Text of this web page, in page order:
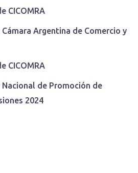
CICOMRA
Argentina de Comercio y
CICOMRA
de Promoción de
2024